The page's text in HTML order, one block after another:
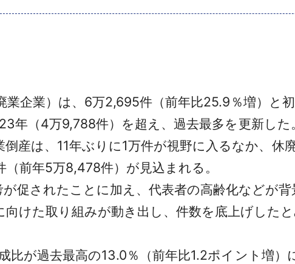
企業）は、6万2,695件（前年比25.9％増）と
年（4万9,788件）を超え、過去最多を更新した。
産は、11年ぶりに1万件が視野に入るなか、休
前年5万8,478件）が見込まれる。
促されたことに加え、代表者の高齢化などが背
けた取り組みが動き出し、件数を底上げしたと
が過去最高の13.0％（前年比1.2ポイント増）